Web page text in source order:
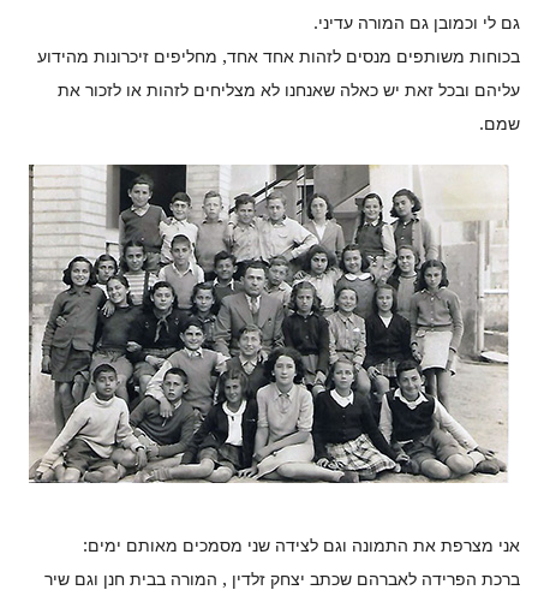
גם לי וכמובן גם המורה עדיני.
בכוחות משותפים מנסים לזהות אחד אחד, מחליפים זיכרונות מהידוע
עליהם ובכל זאת יש כאלה שאנחנו לא מצליחים לזהות או לזכור את
שמם.
אני מצרפת את התמונה וגם לצידה שני מסמכים מאותם ימים:
ברכת הפרידה לאברהם שכתב יצחק זלדין , המורה בבית חנן וגם שיר